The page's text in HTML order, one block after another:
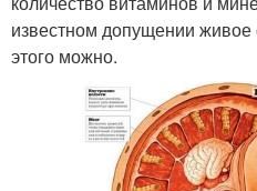
известном допущении живое
этого можно.